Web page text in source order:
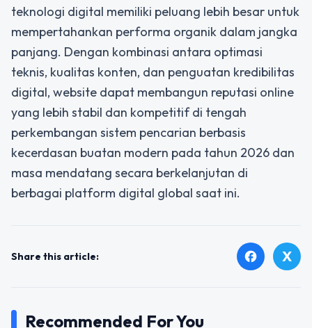
teknologi digital memiliki peluang lebih besar untuk
mempertahankan performa organik dalam jangka
panjang. Dengan kombinasi antara optimasi
teknis, kualitas konten, dan penguatan kredibilitas
digital, website dapat membangun reputasi online
yang lebih stabil dan kompetitif di tengah
perkembangan sistem pencarian berbasis
kecerdasan buatan modern pada tahun 2026 dan
masa mendatang secara berkelanjutan di
berbagai platform digital global saat ini.
Share this article: facebook X
Recommended For You